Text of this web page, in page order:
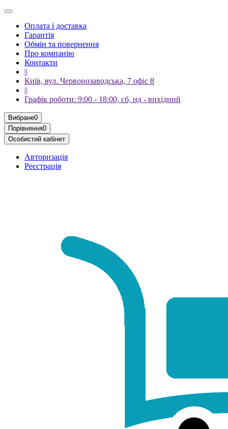
Оплата і доставка
Гарантія
Обмін та повернення
Про компанію
Контакти
||
Київ, вул. Червонозаводська, 7 офіс 8
||
Графік роботи: 9:00 - 18:00, сб, нд - вихідний
Вибране0
Порівняння0
Особистий кабінет
Авторизація
Реєстрація